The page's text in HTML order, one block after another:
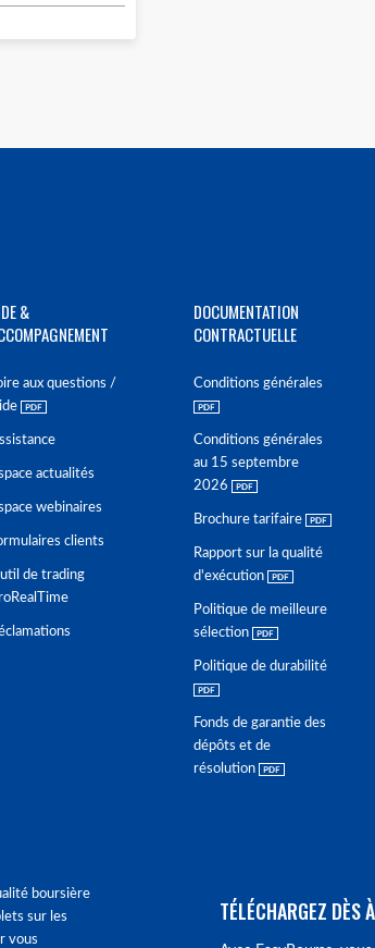
&
aux questions /
actualités
webinaires
clients
de trading
DOCUMENTATION
CONTRACTUELLE
Conditions générales
Conditions générales
au 15 septembre
2026
Brochure tarifaire
Rapport sur la qualité
d'exécution
Politique de meilleure
sélection
Politique de durabilité
Fonds de garantie des
dépôts et de
résolution
boursière
sur les
vous
TÉLÉCHARGEZ DÈS